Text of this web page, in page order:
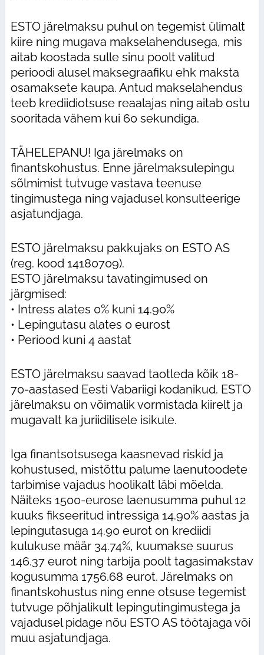
ESTO järelmaksu puhul on tegemist ülimalt
kiire ning mugava makselahendusega, mis
aitab koostada sulle sinu poolt valitud
perioodi alusel maksegraafiku ehk maksta
osamaksete kaupa. Antud makselahendus
teeb krediidiotsuse reaalajas ning aitab ostu
sooritada vähem kui 60 sekundiga.
TÄHELEPANU! Iga järelmaks on
finantskohustus. Enne järelmaksulepingu
sõlmimist tutvuge vastava teenuse
tingimustega ning vajadusel konsulteerige
asjatundjaga.
ESTO järelmaksu pakkujaks on ESTO AS
(reg. kood 14180709).
ESTO järelmaksu tavatingimused on
järgmised:
• Intress alates 0% kuni 14.90%
• Lepingutasu alates 0 eurost
• Periood kuni 4 aastat
ESTO järelmaksu saavad taotleda kõik 18-
70-aastased Eesti Vabariigi kodanikud. ESTO
järelmaksu on võimalik vormistada kiirelt ja
mugavalt ka juriidilisele isikule.
Iga finantsotsusega kaasnevad riskid ja
kohustused, mistõttu palume laenutoodete
tarbimise vajadus hoolikalt läbi mõelda.
Näiteks 1500-eurose laenusumma puhul 12
kuuks fikseeritud intressiga 14.90% aastas ja
lepingutasuga 14.90 eurot on krediidi
kulukuse määr 34.74%, kuumakse suurus
146.37 eurot ning tarbija poolt tagasimakstav
kogusumma 1756.68 eurot. Järelmaks on
finantskohustus ning enne otsuse tegemist
tutvuge põhjalikult lepingutingimustega ja
vajadusel pidage nõu ESTO AS töötajaga või
muu asjatundjaga.